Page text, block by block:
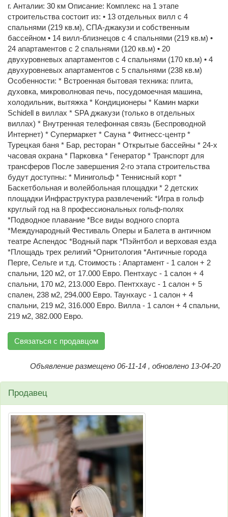
г. Анталии: 30 км Описание: Комплекс на 1 этапе
строительства состоит из: • 13 отдельных вилл с 4
спальнями (219 кв.м), СПА-джакузи и собственным
бассейном • 14 вилл-близнецов с 4 спальнями (219 кв.м) •
24 апартаментов с 2 спальнями (120 кв.м) • 20
двухуровневых апартаментов с 4 спальнями (170 кв.м) • 4
двухуровневых апартаментов с 5 спальнями (238 кв.м)
Особенности: * Встроенная бытовая техника: плита,
духовка, микроволновая печь, посудомоечная машина,
холодильник, вытяжка * Кондиционеры * Камин марки
Schidell в виллах * SPA джакузи (только в отдельных
виллах) * Внутренная телефонная связь (Беспроводной
Интернет) * Супермаркет * Сауна * Фитнесс-центр *
Турецкая баня * Бар, ресторан * Открытые бассейны * 24-х
часовая охрана * Парковка * Генератор * Транспорт для
трансферов После завершения 2-го этапа строительства
будут доступны: * Минигольф * Теннисный корт *
Баскетбольная и волейбольная площадки * 2 детских
площадки Инфраструктура развлечений: *Игра в гольф
круглый год на 8 профессиональных гольф-полях
*Подводное плавание *Все виды водного спорта
*Международный Фестиваль Оперы и Балета в античном
театре Аспендос *Водный парк *Пэйнтбол и верховая езда
*Площадь трех религий *Орнитология *Античные города
Перге, Сельге и т.д. Стоимость : Апартамент - 1 салон + 2
спальни, 120 м2, от 17.000 Евро. Пентхаус - 1 салон + 4
спальни, 170 м2, 213.000 Евро. Пентххаус - 1 салон + 5
спален, 238 м2, 294.000 Евро. Таунхаус - 1 салон + 4
спальни, 219 м2, 316.000 Евро. Вилла - 1 салон + 4 спальни,
219 м2, 382.000 Евро.
Связаться с продавцом
Объявление размещено 06-11-14 , обновлено 13-04-20
Продавец